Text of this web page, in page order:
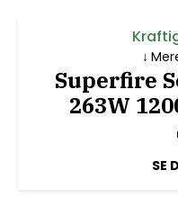
Superfire
263W
SE